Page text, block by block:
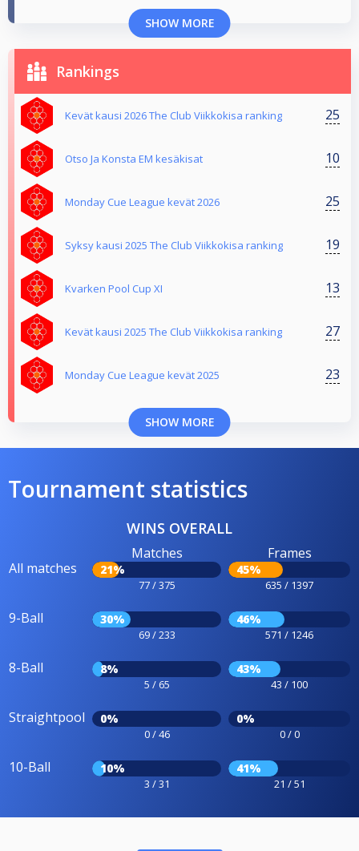
SHOW MORE
Rankings
Kevät kausi 2026 The Club Viikkokisa ranking 25
Otso Ja Konsta EM kesäkisat 10
Monday Cue League kevät 2026 25
Syksy kausi 2025 The Club Viikkokisa ranking 19
Kvarken Pool Cup XI 13
Kevät kausi 2025 The Club Viikkokisa ranking 27
Monday Cue League kevät 2025 23
SHOW MORE
Tournament statistics
WINS OVERALL
All matches
Matches
21%
77 / 375
Frames
45%
635 / 1397
9-Ball 30%
69 / 233
46%
571 / 1246
8-Ball 8%
5 / 65
43%
43 / 100
Straightpool 0%
0 / 46
0%
0 / 0
10-Ball 10%
3 / 31
41%
21 / 51